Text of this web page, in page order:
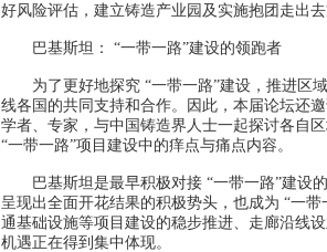
好风险评估，建立铸造产业园及实施抱团走出去
巴基斯坦： “一带一路”建设的领跑者
为了更好地探究 “一带一路”建设，推进区域
线各国的共同支持和合作。因此，本届论坛还
学者、专家，与中国铸造界人士一起探讨各自
“一带一路”项目建设中的痒点与痛点内容。
巴基斯坦是最早积极对接 “一带一路”建设的
呈现出全面开花结果的积极势头，也成为 “一
通基础设施等项目建设的稳步推进、走廊沿线
机遇正在得到集中体现。